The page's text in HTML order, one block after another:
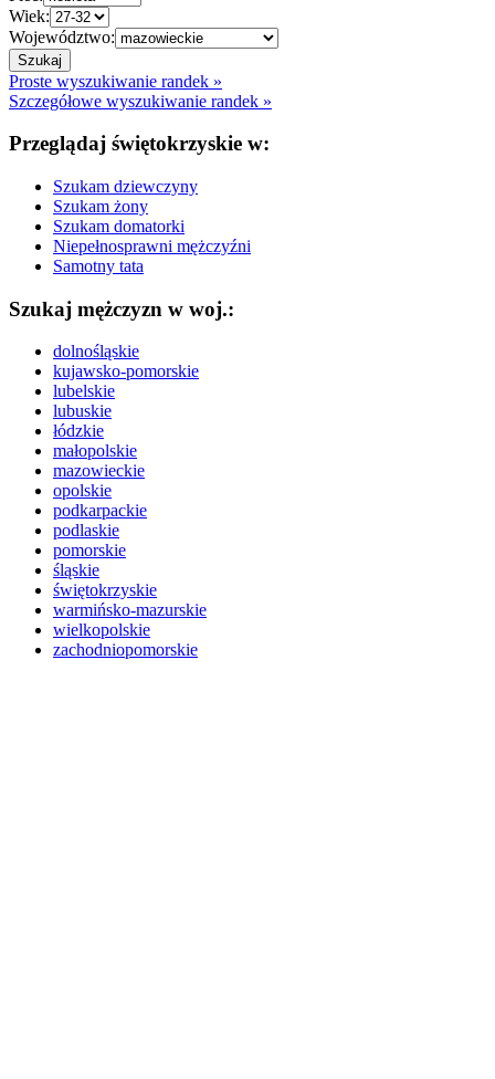
Wiek:
Województwo:
Proste wyszukiwanie randek »
Szczegółowe wyszukiwanie randek »
Przeglądaj świętokrzyskie w:
Szukam dziewczyny
Szukam żony
Szukam domatorki
Niepełnosprawni mężczyźni
Samotny tata
Szukaj mężczyzn w woj.:
dolnośląskie
kujawsko-pomorskie
lubelskie
lubuskie
łódzkie
małopolskie
mazowieckie
opolskie
podkarpackie
podlaskie
pomorskie
śląskie
świętokrzyskie
warmińsko-mazurskie
wielkopolskie
zachodniopomorskie